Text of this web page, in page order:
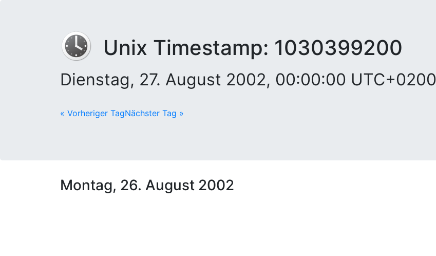
Unix Timestamp: 1030399200
Dienstag, 27. August 2002, 00:00:00 UTC+0200
« Vorheriger TagNächster Tag »
Montag, 26. August 2002